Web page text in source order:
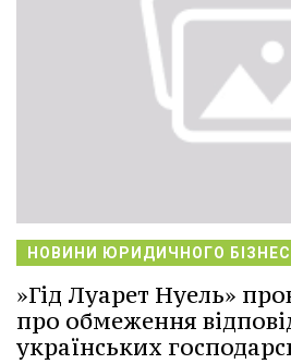
НОВИНИ ЮРИДИЧНОГО
»Гід Луарет Нуель»
про обмеження
українських